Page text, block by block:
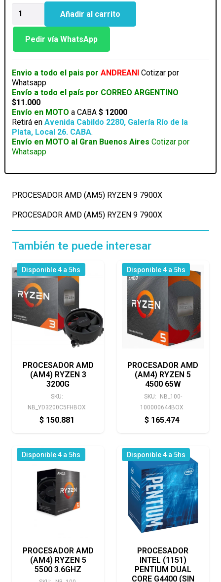
AMD
(AM5)
RYZEN
Añadir al carrito
Pedir vía WhatsApp
Envio a todo el pais por ANDREANI Cotizar por
Whatsapp
Envío a todo el país por CORREO ARGENTINO
$11.000
Envío en MOTO a CABA$ 12000
Retirá enAvenida Cabildo 2280, Galería Río de la
Plata, Local 26. CABA.
Envío en MOTO al Gran Buenos Aires Cotizar por
Whatsapp
PROCESADOR AMD (AM5) RYZEN 9 7900X
PROCESADOR AMD (AM5) RYZEN 9 7900X
También te puede interesar
Disponible 4 a 5hs
PROCESADOR AMD
(AM4) RYZEN 3
3200G
SKU:
NB_YD3200C5FHBOX
$ 150.881
Disponible 4 a 5hs
PROCESADOR AMD
(AM4) RYZEN 5
4500 65W
SKU:
NB_100-
100000644BOX
$ 165.474
Disponible 4 a 5hs
PROCESADOR AMD
(AM4) RYZEN 5
5500 3.6GHZ
Disponible 4 a 5hs
PROCESADOR
INTEL (1151)
PENTIUM DUAL
CORE G4400 (SIN